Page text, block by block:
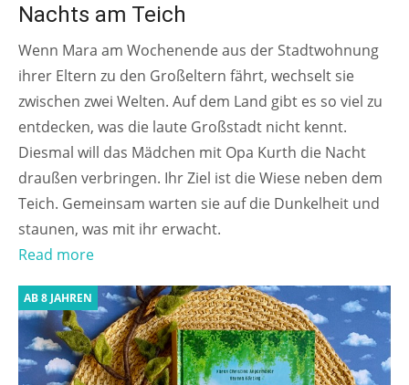
Nachts am Teich
Wenn Mara am Wochenende aus der Stadtwohnung
ihrer Eltern zu den Großeltern fährt, wechselt sie
zwischen zwei Welten. Auf dem Land gibt es so viel zu
entdecken, was die laute Großstadt nicht kennt.
Diesmal will das Mädchen mit Opa Kurth die Nacht
draußen verbringen. Ihr Ziel ist die Wiese neben dem
Teich. Gemeinsam warten sie auf die Dunkelheit und
staunen, was mit ihr erwacht.
Read more
AB 8 JAHREN